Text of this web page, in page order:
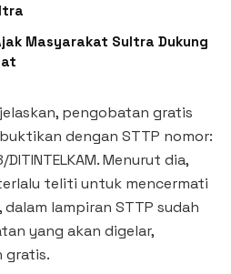
Masyarakat Sultra Dukung
pengobatan gratis
dengan STTP nomor:
Menurut dia,
teliti untuk mencermati
lampiran STTP sudah
yang akan digelar,
gratis.